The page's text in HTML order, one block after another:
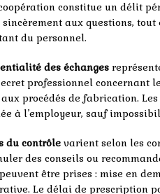
constitue un délit
aux questions,
du personnel.
des échanges
professionnel concernant
procédés de fabrication.
à l’employeur, sauf
du contrôle varient selon les
des conseils ou
être prises : mise en
Le délai de prescription